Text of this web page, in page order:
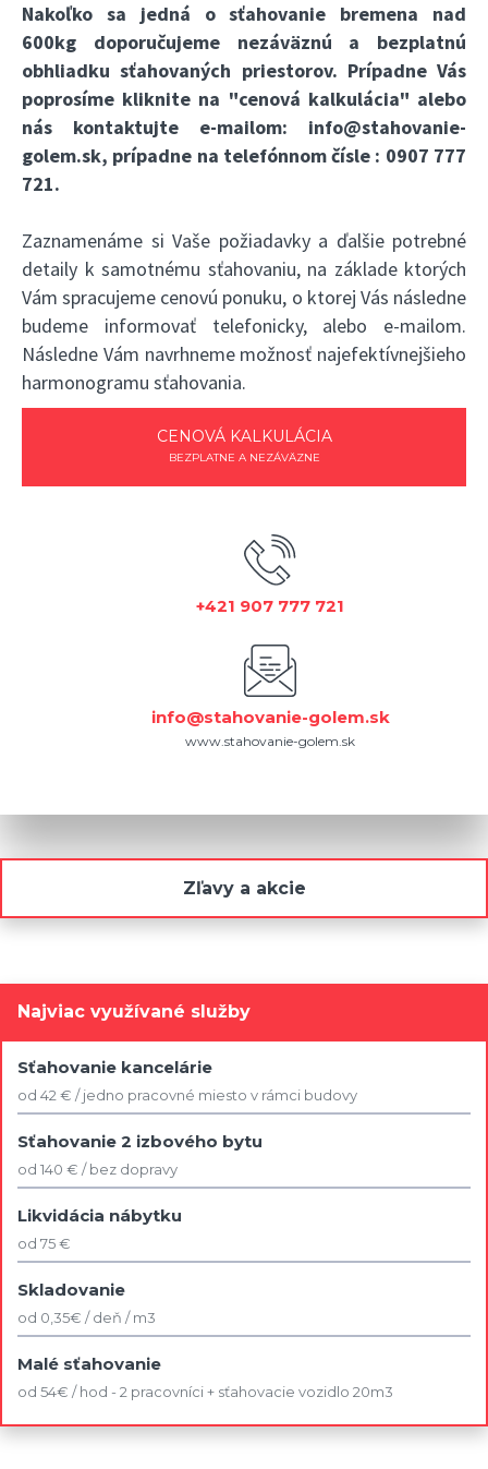
Nakoľko sa jedná o sťahovanie bremena nad
600kg doporučujeme nezáväznú a bezplatnú
obhliadku sťahovaných priestorov. Prípadne Vás
poprosíme kliknite na "cenová kalkulácia" alebo
nás kontaktujte e-mailom: info@stahovanie-
golem.sk, prípadne na telefónnom čísle : 0907 777
721.
Zaznamenáme si Vaše požiadavky a ďalšie potrebné
detaily k samotnému sťahovaniu, na základe ktorých
Vám spracujeme cenovú ponuku, o ktorej Vás následne
budeme informovať telefonicky, alebo e-mailom.
Následne Vám navrhneme možnosť najefektívnejšieho
harmonogramu sťahovania.
CENOVÁ KALKULÁCIA
BEZPLATNE A NEZÁVÄZNE
+421 907 777 721
info@stahovanie-golem.sk
www.stahovanie-golem.sk
Zľavy a akcie
Najviac využívané služby
Sťahovanie kancelárie
od 42 € / jedno pracovné miesto v rámci budovy
Sťahovanie 2 izbového bytu
od 140 € / bez dopravy
Likvidácia nábytku
od 75 €
Skladovanie
od 0,35€ / deň / m3
Malé sťahovanie
od 54€ / hod - 2 pracovníci + sťahovacie vozidlo 20m3